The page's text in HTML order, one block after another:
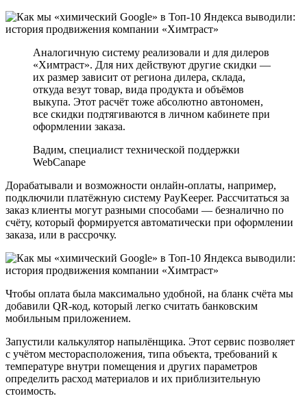
Аналогичную систему реализовали и для дилеров
«Химтраст». Для них действуют другие скидки —
их размер зависит от региона дилера, склада,
откуда везут товар, вида продукта и объёмов
выкупа. Этот расчёт тоже абсолютно автономен,
все скидки подтягиваются в личном кабинете при
оформлении заказа.
Вадим, специалист технической поддержки
WebCanape
Дорабатывали и возможности онлайн-оплаты, например,
подключили платёжную систему PayKeeper. Рассчитаться за
заказ клиенты могут разными способами — безналично по
счёту, который формируется автоматически при оформлении
заказа, или в рассрочку.
Чтобы оплата была максимально удобной, на бланк счёта мы
добавили QR-код, который легко считать банковским
мобильным приложением.
Запустили калькулятор напылёнщика. Этот сервис позволяет
с учётом месторасположения, типа объекта, требований к
температуре внутри помещения и других параметров
определить расход материалов и их приблизительную
стоимость.